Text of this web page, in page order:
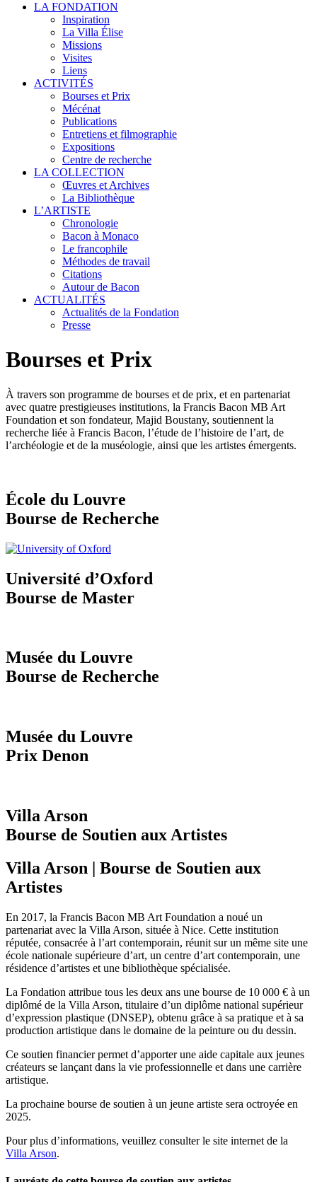
LA FONDATION
Inspiration
La Villa Élise
Missions
Visites
Liens
ACTIVITÉS
Bourses et Prix
Mécénat
Publications
Entretiens et filmographie
Expositions
Centre de recherche
LA COLLECTION
Œuvres et Archives
La Bibliothèque
L’ARTISTE
Chronologie
Bacon à Monaco
Le francophile
Méthodes de travail
Citations
Autour de Bacon
ACTUALITÉS
Actualités de la Fondation
Presse
Bourses et Prix
À travers son programme de bourses et de prix, et en partenariat
avec quatre prestigieuses institutions, la Francis Bacon MB Art
Foundation et son fondateur, Majid Boustany, soutiennent la
recherche liée à Francis Bacon, l’étude de l’histoire de l’art, de
l’archéologie et de la muséologie, ainsi que les artistes émergents.
École du Louvre
Bourse de Recherche
Université d’Oxford
Bourse de Master
Musée du Louvre
Bourse de Recherche
Musée du Louvre
Prix Denon
Villa Arson
Bourse de Soutien aux Artistes
Villa Arson | Bourse de Soutien aux
Artistes
En 2017, la Francis Bacon MB Art Foundation a noué un
partenariat avec la Villa Arson, située à Nice. Cette institution
réputée, consacrée à l’art contemporain, réunit sur un même site une
école nationale supérieure d’art, un centre d’art contemporain, une
résidence d’artistes et une bibliothèque spécialisée.
La Fondation attribue tous les deux ans une bourse de 10 000 € à un
diplômé de la Villa Arson, titulaire d’un diplôme national supérieur
d’expression plastique (DNSEP), obtenu grâce à sa pratique et à sa
production artistique dans le domaine de la peinture ou du dessin.
Ce soutien financier permet d’apporter une aide capitale aux jeunes
créateurs se lançant dans la vie professionnelle et dans une carrière
artistique.
La prochaine bourse de soutien à un jeune artiste sera octroyée en
2025.
Pour plus d’informations, veuillez consulter le site internet de la
Villa Arson.